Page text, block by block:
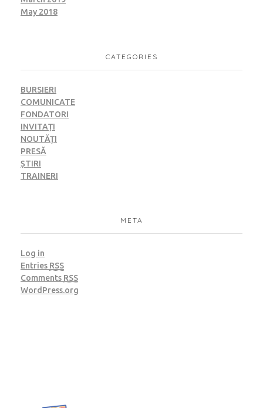
May 2018
CATEGORIES
BURSIERI
COMUNICATE
FONDATORI
INVITAȚI
NOUTĂȚI
PRESĂ
ȘTIRI
TRAINERI
META
Log in
Entries RSS
Comments RSS
WordPress.org